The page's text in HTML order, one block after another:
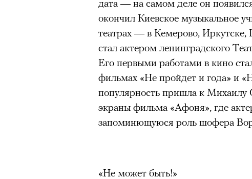
дата — на самом деле он
окончил Киевское музыкальное
театрах — в Кемерово, Иркутске,
стал актером ленинградского
Его первыми работами в кино
фильмах «Не пройдет и года» и
популярность пришла к Михаилу
экраны фильма «Афоня», где
запоминющуюся роль шофера
«Не может быть!»